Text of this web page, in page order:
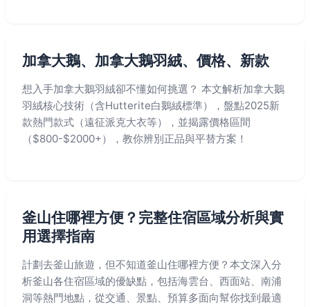
加拿大鵝、加拿大鵝羽絨、價格、新款
想入手加拿大鵝羽絨卻不懂如何挑選？ 本文解析加拿大鵝
羽絨核心技術（含Hutterite白鵝絨標準），盤點2025新
款熱門款式（遠征派克大衣等），並揭露價格區間
（$800-$2000+），教你辨別正品與平替方案！
釜山住哪裡方便？完整住宿區域分析與實
用選擇指南
計劃去釜山旅遊，但不知道釜山住哪裡方便？本文深入分
析釜山各住宿區域的優缺點，包括海雲台、西面站、南浦
洞等熱門地點，從交通、景點、預算多面向幫你找到最適